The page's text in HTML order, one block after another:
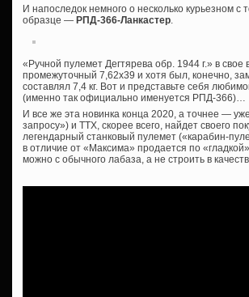
И напоследок немного о несколько курьезном с
образце — РПД-366-Ланкастер.
«Ручной пулемет Дегтярева обр. 1944 г.» в
промежуточный 7,62х39 и хотя был, конечно,
составлял 7,4 кг. Вот и представьте себя
(именно так официально именуется РПД-366)…
И все же эта новинка конца 2020, а точнее —
запросу») и ТТХ, скорее всего, найдет своего
легендарный станковый пулемет («карабин-
в отличие от «Максима» продается по
можно с обычного лабаза, а не строить в